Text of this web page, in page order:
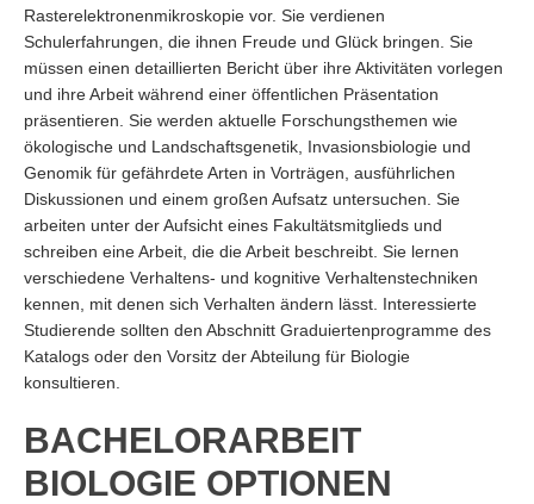
Rasterelektronenmikroskopie vor. Sie verdienen
Schulerfahrungen, die ihnen Freude und Glück bringen. Sie
müssen einen detaillierten Bericht über ihre Aktivitäten vorlegen
und ihre Arbeit während einer öffentlichen Präsentation
präsentieren. Sie werden aktuelle Forschungsthemen wie
ökologische und Landschaftsgenetik, Invasionsbiologie und
Genomik für gefährdete Arten in Vorträgen, ausführlichen
Diskussionen und einem großen Aufsatz untersuchen. Sie
arbeiten unter der Aufsicht eines Fakultätsmitglieds und
schreiben eine Arbeit, die die Arbeit beschreibt. Sie lernen
verschiedene Verhaltens- und kognitive Verhaltenstechniken
kennen, mit denen sich Verhalten ändern lässt. Interessierte
Studierende sollten den Abschnitt Graduiertenprogramme des
Katalogs oder den Vorsitz der Abteilung für Biologie
konsultieren.
BACHELORARBEIT
BIOLOGIE OPTIONEN